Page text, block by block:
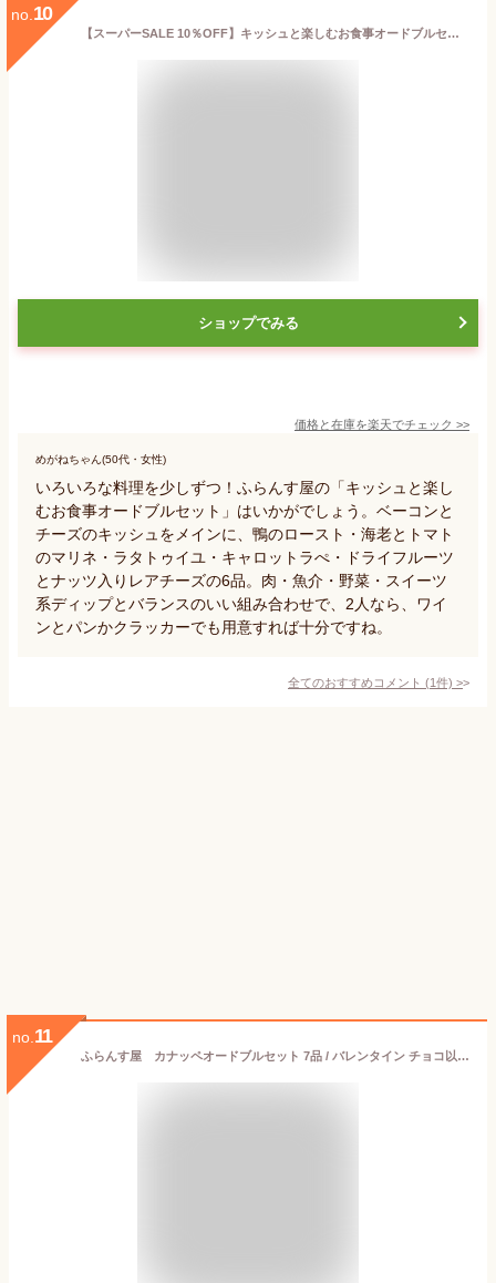
no. 10
【スーパーSALE 10％OFF】キッシュと楽しむお食事オードブルセット 6品 / バレンタイン チョコ以外 ホームパーティー 家飲み おつまみ 詰め合わせ アソート 簡単 デリ おかず 総菜 惣菜 フランス料理 洋食 / お取り寄せグルメ ギフト【冷凍便】
ショップでみる
価格と在庫を楽天でチェック >>
めがねちゃん(50代・女性)
いろいろな料理を少しずつ！ふらんす屋の「キッシュと楽し
むお食事オードブルセット」はいかがでしょう。ベーコンと
チーズのキッシュをメインに、鴨のロースト・海老とトマト
のマリネ・ラタトゥイユ・キャロットラぺ・ドライフルーツ
とナッツ入りレアチーズの6品。肉・魚介・野菜・スイーツ
系ディップとバランスのいい組み合わせで、2人なら、ワイ
ンとパンかクラッカーでも用意すれば十分ですね。
全てのおすすめコメント (1件) >
no. 11
ふらんす屋 カナッペオードブルセット 7品 / バレンタイン チョコ以外 ホームパーティー フィンガーフード 家飲み おつまみ 詰め合わせ アソート 簡単 デリ おかず 総菜 惣菜 / お取り寄せグルメ ギフト【冷凍便】